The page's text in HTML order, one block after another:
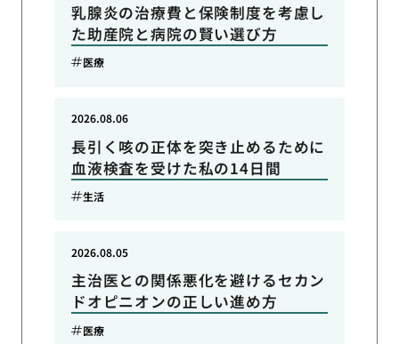
乳腺炎の治療費と保険制度を考慮し
た助産院と病院の賢い選び方
医療
長引く咳の正体を突き止めるために
血液検査を受けた私の14日間
2026.08.06
生活
主治医との関係悪化を避けるセカン
ドオピニオンの正しい進め方
2026.08.05
医療